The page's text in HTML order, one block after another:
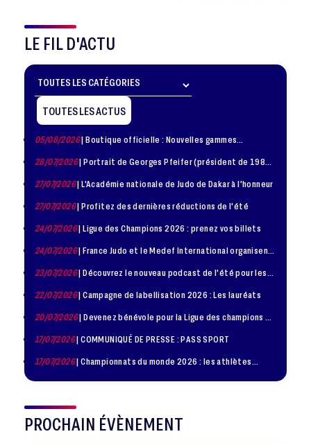
LE FIL D'ACTU
TOUTES LES ACTUS
05/08/2026| Boutique officielle : Nouvelles gammes
28/07/2026| Portrait de Georges Pfeifer (président de 1981
27/07/2026| L'Académie nationale de Judo de Dakar à l'honneur
27/07/2026| Profitez des dernières réductions de l'été
24/07/2026| Ligue des Champions 2026 : prenez vos billets
24/07/2026| France Judo et le Medef International organisent
23/07/2026| Découvrez le nouveau podcast de l'été pour les
22/07/2026| Campagne de labellisation 2026 : Les lauréats
20/07/2026| Devenez bénévole pour la Ligue des champions de
17/07/2026| COMMUNIQUÉ DE PRESSE : PASS SPORT
17/07/2026| Championnats du monde 2026 : les athlètes
PROCHAIN ÉVÈNEMENT